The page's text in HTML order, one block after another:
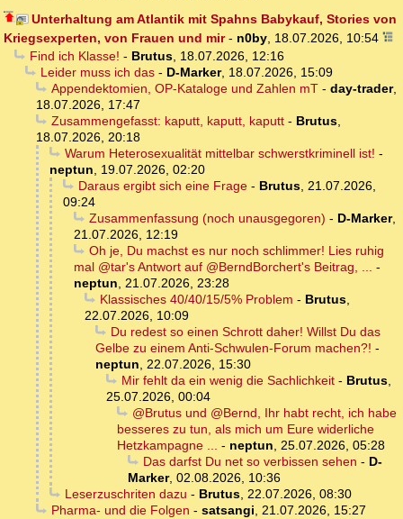
Unterhaltung am Atlantik mit Spahns Babykauf, Stories von
Kriegsexperten, von Frauen und mir- n0by, 18.07.2026, 10:54
Find ich Klasse! - Brutus, 18.07.2026, 12:16
Leider muss ich das- D-Marker, 18.07.2026, 15:09
Appendektomien, OP-Kataloge und Zahlen mT- day-trader,
18.07.2026, 17:47
Zusammengefasst: kaputt, kaputt, kaputt- Brutus,
18.07.2026, 20:18
Warum Heterosexualität mittelbar schwerstkriminell ist! -
neptun, 19.07.2026, 02:20
Daraus ergibt sich eine Frage- Brutus, 21.07.2026,
09:24
Zusammenfassung (noch unausgegoren) - D-Marker,
21.07.2026, 12:19
Oh je, Du machst es nur noch schlimmer! Lies ruhig
mal @tar's Antwort auf @BerndBorchert's Beitrag, ... -
neptun, 21.07.2026, 23:28
Klassisches 40/40/15/5% Problem - Brutus,
22.07.2026, 10:09
Du redest so einen Schrott daher! Willst Du das
Gelbe zu einem Anti-Schwulen-Forum machen?! -
neptun, 22.07.2026, 15:30
Mir fehlt da ein wenig die Sachlichkeit- Brutus,
25.07.2026, 00:04
@Brutus und @Bernd, Ihr habt recht, ich habe
besseres zu tun, als mich um Eure widerliche
Hetzkampagne ... - neptun, 25.07.2026, 05:28
Das darfst Du net so verbissen sehen - D-
Marker, 02.08.2026, 10:36
Leserzuschriten dazu - Brutus, 22.07.2026, 08:30
Pharma- und die Folgen - satsangi, 21.07.2026, 15:27